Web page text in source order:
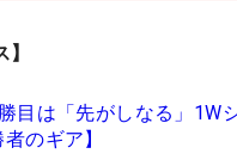
目は「先がしなる」1W
のギア】